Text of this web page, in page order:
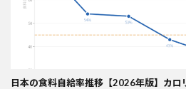
日本の食料自給率推移【2026年版】カロ